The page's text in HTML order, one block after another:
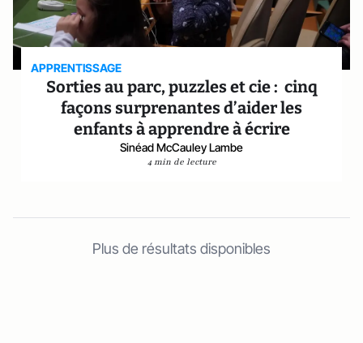
APPRENTISSAGE
Sorties au parc, puzzles et cie : cinq
façons surprenantes d’aider les
enfants à apprendre à écrire
Sinéad McCauley Lambe
4 min de lecture
Plus de résultats disponibles